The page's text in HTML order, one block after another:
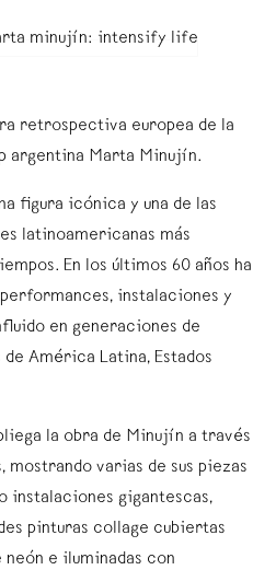
retrospectiva europea de la
argentina Marta Minujín.
figura icónica y una de las
latinoamericanas más
En los últimos 60 años ha
instalaciones y
en generaciones de
América Latina, Estados
la obra de Minujín a través
varias de sus piezas
instalaciones gigantescas,
pinturas collage cubiertas
e iluminadas con